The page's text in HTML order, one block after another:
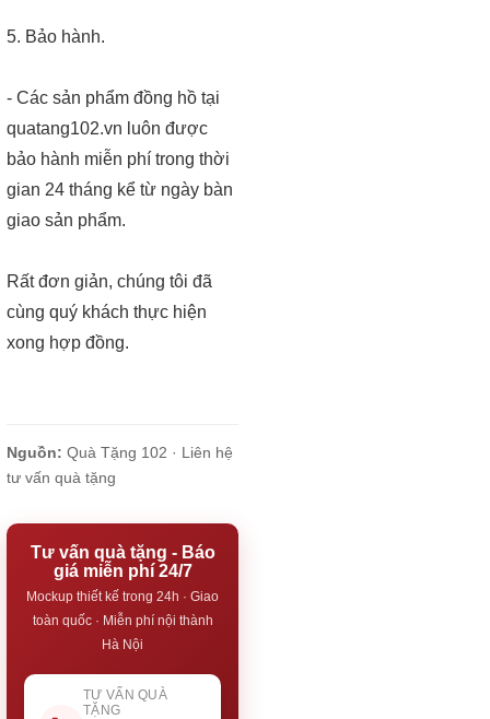
5. Bảo hành.
- Các sản phẩm đồng hồ tại
quatang102.vn luôn được
bảo hành miễn phí trong thời
gian 24 tháng kể từ ngày bàn
giao sản phẩm.
Rất đơn giản, chúng tôi đã
cùng quý khách thực hiện
xong hợp đồng.
Nguồn: Quà Tặng 102 · Liên hệ
tư vấn quà tặng
Tư vấn quà tặng - Báo
giá miễn phí 24/7
Mockup thiết kế trong 24h · Giao
toàn quốc · Miễn phí nội thành
Hà Nội
TƯ VẤN QUÀ
TẶNG